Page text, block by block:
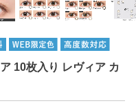
10枚入り レヴィア カ